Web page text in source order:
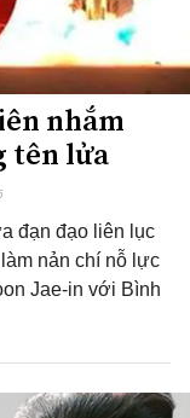
nhắm
tên lửa
đạn đạo liên lục
nản chí nỗ lực
Jae-in với Bình